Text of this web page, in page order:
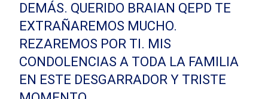
DEMÁS. QUERIDO BRAIAN QEPD TE
EXTRAÑAREMOS MUCHO.
REZAREMOS POR TI. MIS
CONDOLENCIAS A TODA LA FAMILIA
EN ESTE DESGARRADOR Y TRISTE